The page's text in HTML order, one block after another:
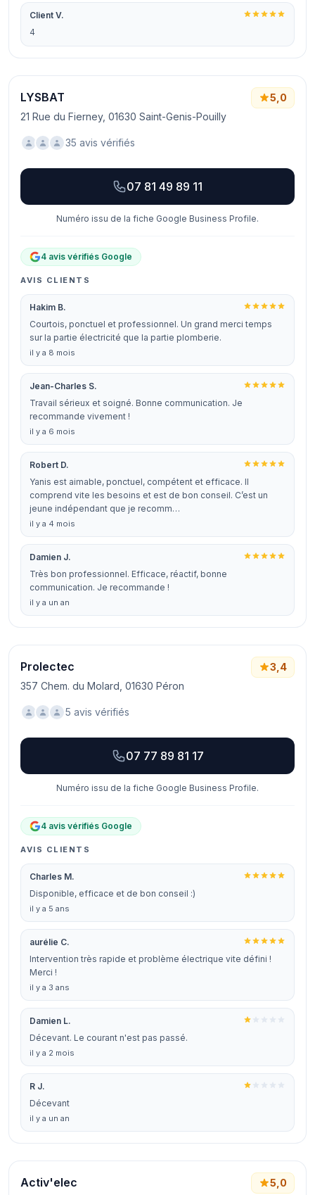
Client V.
4
LYSBAT
21 Rue du Fierney, 01630 Saint-Genis-Pouilly
5,0
35 avis vérifiés
07 81 49 89 11
Numéro issu de la fiche Google Business Profile.
4 avis vérifiés Google
AVIS CLIENTS
Hakim B.
Courtois, ponctuel et professionnel. Un grand merci temps
sur la partie électricité que la partie plomberie.
il y a 8 mois
Jean-Charles S.
Travail sérieux et soigné. Bonne communication. Je
recommande vivement !
il y a 6 mois
Robert D.
Yanis est aimable, ponctuel, compétent et efficace. Il
comprend vite les besoins et est de bon conseil. C’est un
jeune indépendant que je recomm…
il y a 4 mois
Damien J.
Très bon professionnel. Efficace, réactif, bonne
communication. Je recommande !
il y a un an
Prolectec
357 Chem. du Molard, 01630 Péron
3,4
5 avis vérifiés
07 77 89 81 17
Numéro issu de la fiche Google Business Profile.
4 avis vérifiés Google
AVIS CLIENTS
Charles M.
Disponible, efficace et de bon conseil :)
il y a 5 ans
aurélie C.
Intervention très rapide et problème électrique vite défini !
Merci !
il y a 3 ans
Damien L.
Décevant. Le courant n'est pas passé.
il y a 2 mois
R J.
Décevant
il y a un an
Activ'elec 5,0